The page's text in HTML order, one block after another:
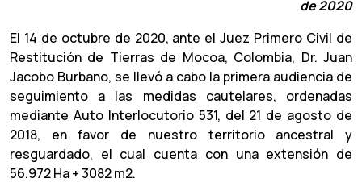
de 2020
El 14 de octubre de 2020, ante el Juez Primero Civil de
Restitución de Tierras de Mocoa, Colombia, Dr. Juan
Jacobo Burbano, se llevó a cabo la primera audiencia de
seguimiento a las medidas cautelares, ordenadas
mediante Auto Interlocutorio 531, del 21 de agosto de
2018, en favor de nuestro territorio ancestral y
resguardado, el cual cuenta con una extensión de
56.972 Ha + 3082 m2.